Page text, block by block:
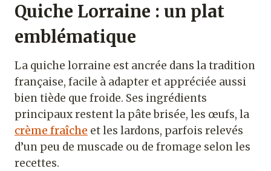
Quiche Lorraine : un plat
emblématique
La quiche lorraine est ancrée dans la tradition
française, facile à adapter et appréciée aussi
bien tiède que froide. Ses ingrédients
principaux restent la pâte brisée, les œufs, la
crème fraîche et les lardons, parfois relevés
d’un peu de muscade ou de fromage selon les
recettes.